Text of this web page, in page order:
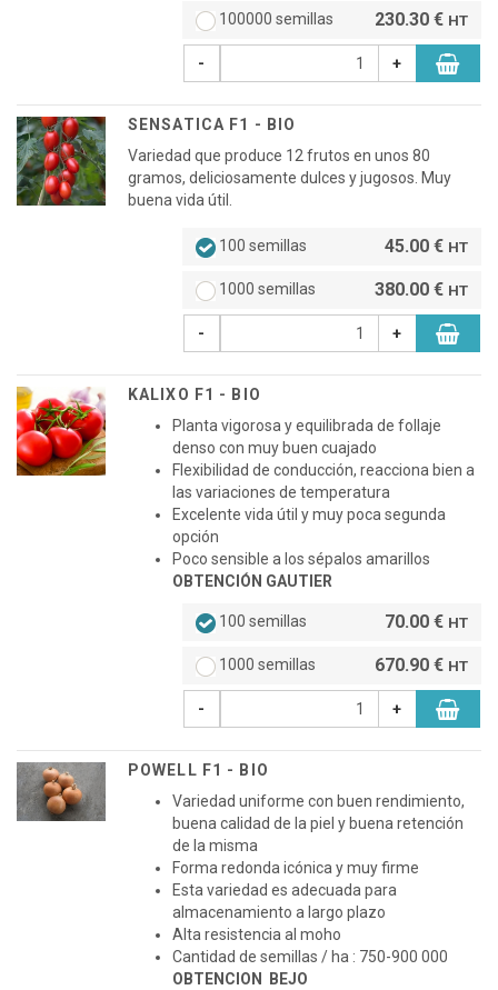
100000 semillas 230.30 € HT
- +
SENSATICA F1 - BIO
Variedad que produce 12 frutos en unos 80
gramos, deliciosamente dulces y jugosos. Muy
buena vida útil.
100 semillas 45.00 € HT
1000 semillas 380.00 € HT
- +
KALIXO F1 - BIO
Planta vigorosa y equilibrada de follaje
denso con muy buen cuajado
Flexibilidad de conducción, reacciona bien a
las variaciones de temperatura
Excelente vida útil y muy poca segunda
opción
Poco sensible a los sépalos amarillos
OBTENCIÓN GAUTIER
100 semillas 70.00 € HT
1000 semillas 670.90 € HT
- +
POWELL F1 - BIO
Variedad uniforme con buen rendimiento,
buena calidad de la piel y buena retención
de la misma
Forma redonda icónica y muy firme
Esta variedad es adecuada para
almacenamiento a largo plazo
Alta resistencia al moho
Cantidad de semillas / ha : 750-900 000
OBTENCION BEJO